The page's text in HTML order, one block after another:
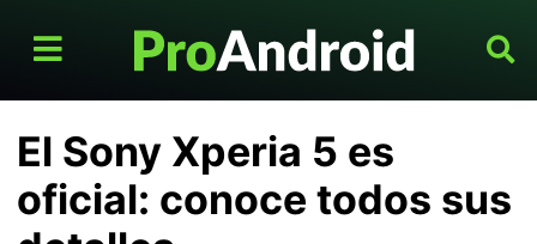
El Sony Xperia 5 es
oficial: conoce todos sus